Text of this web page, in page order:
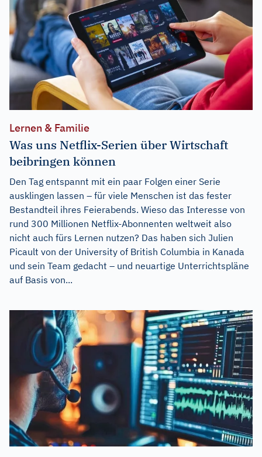
Lernen & Familie
Was uns Netflix-Serien über Wirtschaft
beibringen können
Den Tag entspannt mit ein paar Folgen einer Serie
ausklingen lassen – für viele Menschen ist das fester
Bestandteil ihres Feierabends. Wieso das Interesse von
rund 300 Millionen Netflix-Abonnenten weltweit also
nicht auch fürs Lernen nutzen? Das haben sich Julien
Picault von der University of British Columbia in Kanada
und sein Team gedacht – und neuartige Unterrichtspläne
auf Basis von...